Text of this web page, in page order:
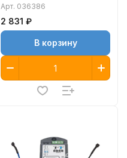
Арт. 036386
2 831 ₽
В корзину